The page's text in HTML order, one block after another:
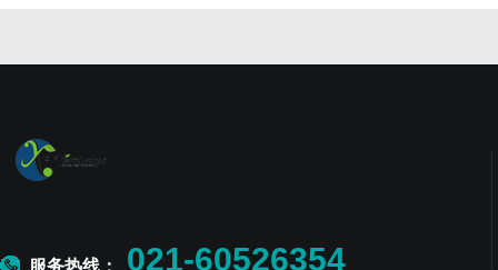
服务热线： 021-60526354